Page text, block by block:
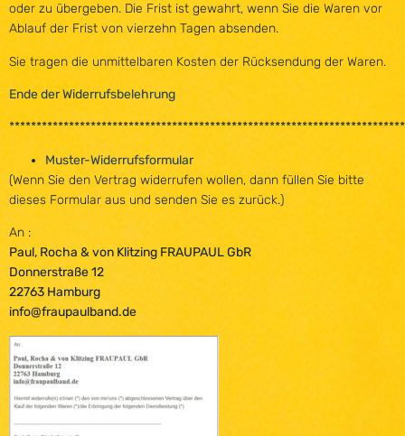
oder zu übergeben. Die Frist ist gewahrt, wenn Sie die Waren vor
Ablauf der Frist von vierzehn Tagen absenden.
Sie tragen die unmittelbaren Kosten der Rücksendung der Waren.
Ende der Widerrufsbelehrung
Muster-Widerrufsformular
(Wenn Sie den Vertrag widerrufen wollen, dann füllen Sie bitte
dieses Formular aus und senden Sie es zurück.)
An :
Paul, Rocha & von Klitzing FRAUPAUL GbR
Donnerstraße 12
22763 Hamburg
info@fraupaulband.de